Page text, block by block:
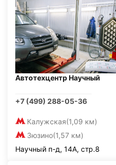
Автотехцентр Научный
+7 (499) 288-05-36
Калужская(1,09 км)
Зюзино(1,57 км)
Научный п-д, 14А, стр.8